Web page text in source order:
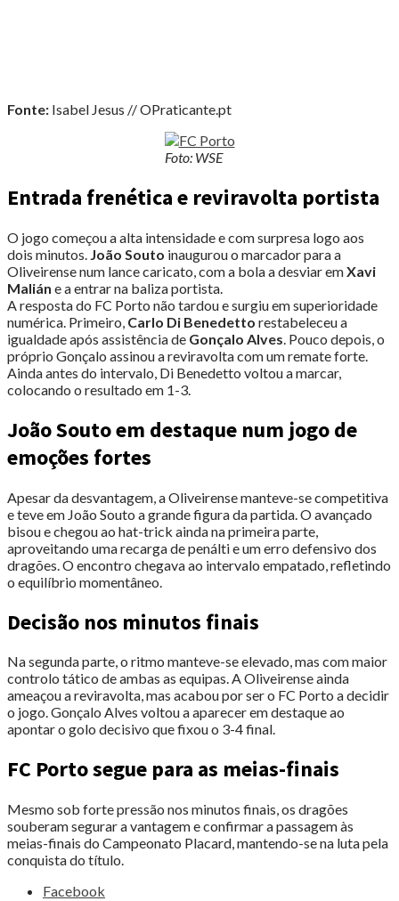
Fonte: Isabel Jesus // OPraticante.pt
Foto: WSE
Entrada frenética e reviravolta portista
O jogo começou a alta intensidade e com surpresa logo aos
dois minutos. João Souto inaugurou o marcador para a
Oliveirense num lance caricato, com a bola a desviar emXavi
Malián e a entrar na baliza portista.
A resposta do FC Porto não tardou e surgiu em superioridade
numérica. Primeiro, Carlo Di Benedetto restabeleceu a
igualdade após assistência de Gonçalo Alves. Pouco depois, o
próprio Gonçalo assinou a reviravolta com um remate forte.
Ainda antes do intervalo, Di Benedetto voltou a marcar,
colocando o resultado em 1-3.
João Souto em destaque num jogo de
emoções fortes
Apesar da desvantagem, a Oliveirense manteve-se competitiva
e teve em João Souto a grande figura da partida. O avançado
bisou e chegou ao hat-trick ainda na primeira parte,
aproveitando uma recarga de penálti e um erro defensivo dos
dragões. O encontro chegava ao intervalo empatado, refletindo
o equilíbrio momentâneo.
Decisão nos minutos finais
Na segunda parte, o ritmo manteve-se elevado, mas com maior
controlo tático de ambas as equipas. A Oliveirense ainda
ameaçou a reviravolta, mas acabou por ser o FC Porto a decidir
o jogo. Gonçalo Alves voltou a aparecer em destaque ao
apontar o golo decisivo que fixou o 3-4 final.
FC Porto segue para as meias-finais
Mesmo sob forte pressão nos minutos finais, os dragões
souberam segurar a vantagem e confirmar a passagem às
meias-finais do Campeonato Placard, mantendo-se na luta pela
conquista do título.
Share
Facebook